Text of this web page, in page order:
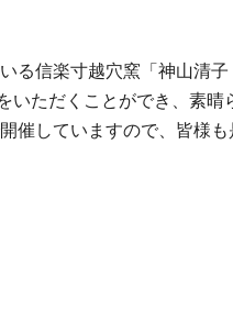
信楽寸越穴窯「神山清子
ただくことができ、素晴
催していますので、皆様も